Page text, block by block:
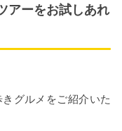
アーをお試しあれ
グルメをご紹介いた